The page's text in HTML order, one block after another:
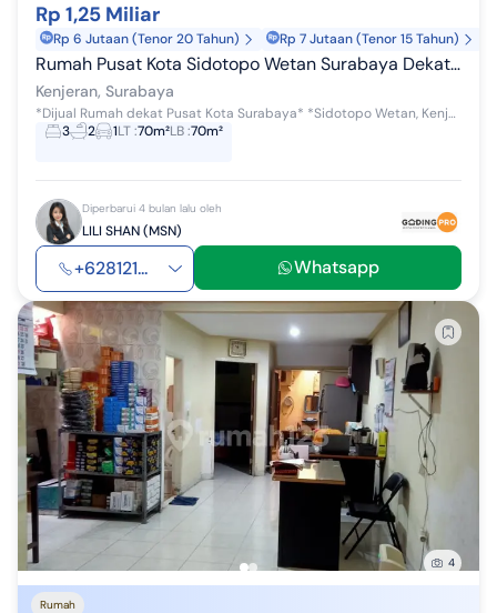
Rp 1,25 Miliar
Rp 6 Jutaan (Tenor 20 Tahun) Rp 7 Jutaan (Tenor 15 Tahun)
Rumah Pusat Kota Sidotopo Wetan Surabaya Dekat Kenjeran, SHM 2 Lantai
Kenjeran, Surabaya
*Dijual Rumah dekat Pusat Kota Surabaya* *Sidotopo Wetan, Kenjeran* Lt 70m² (7x10m) Lb ±70m² (2 lantai) SHM - Barat KT 3 - KM 2 Air PDAM - li...
3
2 1LT:70m²LB:70m²
Diperbarui 4 bulan lalu oleh
LILI SHAN (MSN)
+628121... Whatsapp
4
Rumah